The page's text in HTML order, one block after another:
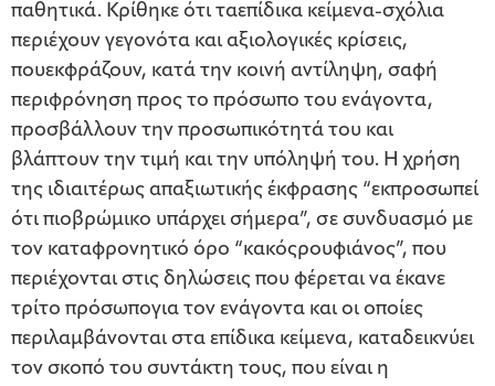
παθητικά. Κρίθηκε ότι ταεπίδικα κείμενα-σχόλια
περιέχουν γεγονότα και αξιολογικές κρίσεις,
πουεκφράζουν, κατά την κοινή αντίληψη, σαφή
περιφρόνηση προς το πρόσωπο του ενάγοντα,
προσβάλλουν την προσωπικότητά του και
βλάπτουν την τιμή και την υπόληψή του. Η χρήση
της ιδιαιτέρως απαξιωτικής έκφρασης “εκπροσωπεί
ότι πιοβρώμικο υπάρχει σήμερα”, σε συνδυασμό με
τον καταφρονητικό όρο “κακόςρουφιάνος”, που
περιέχονται στις δηλώσεις που φέρεται να έκανε
τρίτο πρόσωπογια τον ενάγοντα και οι οποίες
περιλαμβάνονται στα επίδικα κείμενα, καταδεικνύει
τον σκοπό του συντάκτη τους, που είναι η